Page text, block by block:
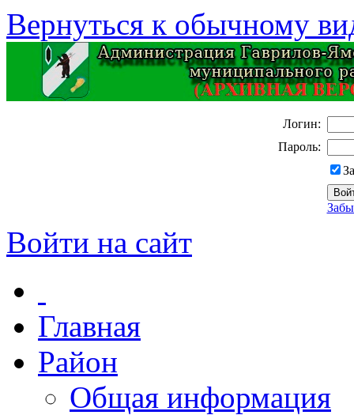
Вернуться к обычному
Логин:
Пароль:
Войти на сайт
Главная
Район
Общая информация